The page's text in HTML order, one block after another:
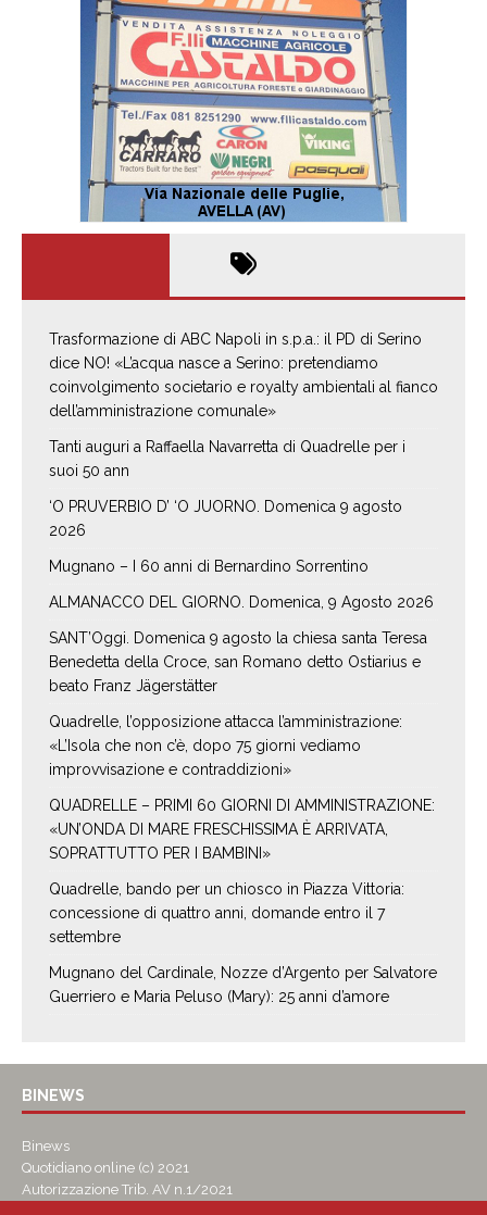
Trasformazione di ABC Napoli in s.p.a.: il PD di Serino
dice NO! «L’acqua nasce a Serino: pretendiamo
coinvolgimento societario e royalty ambientali al fianco
dell’amministrazione comunale»
Tanti auguri a Raffaella Navarretta di Quadrelle per i
suoi 50 ann
‘O PRUVERBIO D’ ‘O JUORNO. Domenica 9 agosto
2026
Mugnano – I 60 anni di Bernardino Sorrentino
ALMANACCO DEL GIORNO. Domenica, 9 Agosto 2026
SANT’Oggi. Domenica 9 agosto la chiesa santa Teresa
Benedetta della Croce, san Romano detto Ostiarius e
beato Franz Jägerstätter
Quadrelle, l’opposizione attacca l’amministrazione:
«L’Isola che non c’è, dopo 75 giorni vediamo
improvvisazione e contraddizioni»
QUADRELLE – PRIMI 60 GIORNI DI AMMINISTRAZIONE:
«UN’ONDA DI MARE FRESCHISSIMA È ARRIVATA,
SOPRATTUTTO PER I BAMBINI»
Quadrelle, bando per un chiosco in Piazza Vittoria:
concessione di quattro anni, domande entro il 7
settembre
Mugnano del Cardinale, Nozze d’Argento per Salvatore
Guerriero e Maria Peluso (Mary): 25 anni d’amore
BINEWS
Binews
Quotidiano online (c) 2021
Autorizzazione Trib. AV n.1/2021